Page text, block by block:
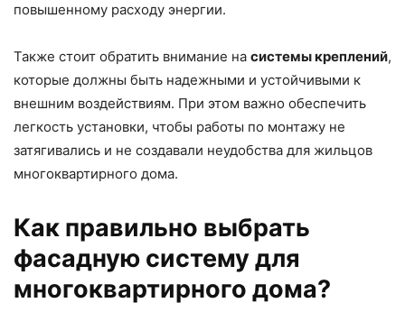
повышенному расходу энергии.
Также стоит обратить внимание на системы креплений,
которые должны быть надежными и устойчивыми к
внешним воздействиям. При этом важно обеспечить
легкость установки, чтобы работы по монтажу не
затягивались и не создавали неудобства для жильцов
многоквартирного дома.
Как правильно выбрать
фасадную систему для
многоквартирного дома?